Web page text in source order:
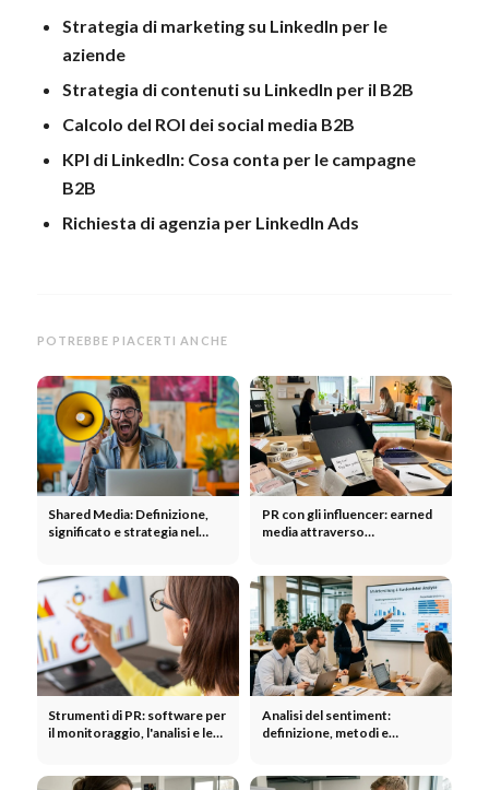
Strategia di marketing su LinkedIn per le
aziende
Strategia di contenuti su LinkedIn per il B2B
Calcolo del ROI dei social media B2B
KPI di LinkedIn: Cosa conta per le campagne
B2B
Richiesta di agenzia per LinkedIn Ads
POTREBBE PIACERTI ANCHE
Shared Media: Definizione,
significato e strategia nel
PR con gli influencer: earned
media attraverso
Strumenti di PR: software per
il monitoraggio, l'analisi e le
Analisi del sentiment:
definizione, metodi e